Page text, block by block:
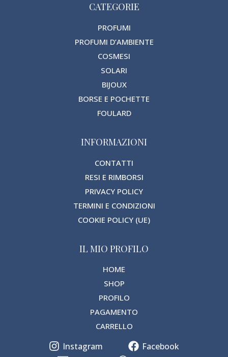
CATEGORIE
PROFUMI
PROFUMI D’AMBIENTE
COSMESI
SOLARI
BIJOUX
BORSE E POCHETTE
FOULARD
INFORMAZIONI
CONTATTI
RESI E RIMBORSI
PRIVACY POLICY
TERMINI E CONDIZIONI
COOKIE POLICY (UE)
IL MIO PROFILO
HOME
SHOP
PROFILO
PAGAMENTO
CARRELLO
Instagram
Facebook